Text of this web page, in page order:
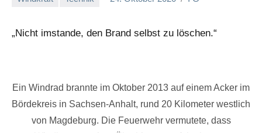
„Nicht imstande, den Brand selbst zu löschen.“
Ein Windrad brannte im Oktober 2013 auf einem Acker im
Bördekreis in Sachsen-Anhalt, rund 20 Kilometer westlich
von Magdeburg. Die Feuerwehr vermutete, dass